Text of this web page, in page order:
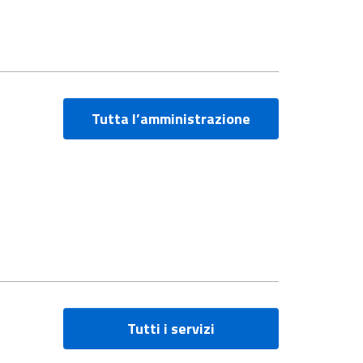
Tutta l’amministrazione
Tutti i servizi